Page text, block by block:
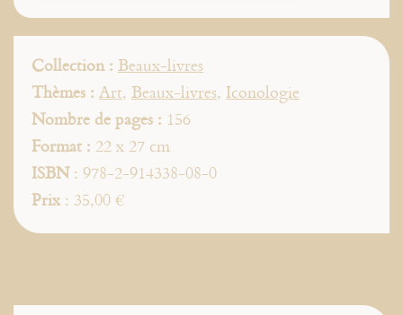
Collection : Beaux-livres
Thèmes : Art, Beaux-livres, Iconologie
Nombre de pages : 156
Format : 22 x 27 cm
ISBN: 978-2-914338-08-0
Prix: 35,00 €